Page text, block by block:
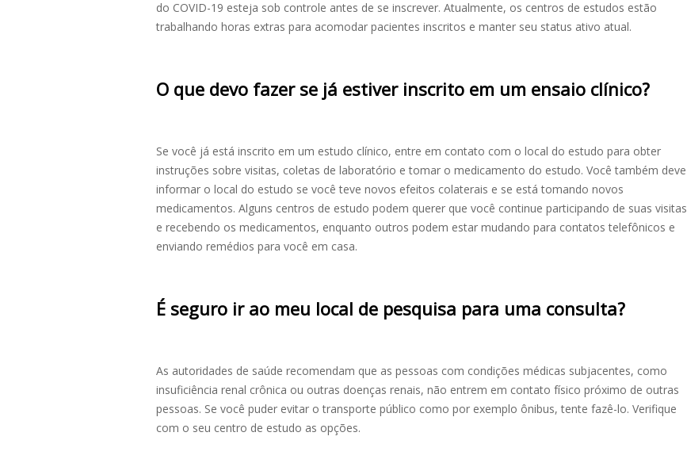
do COVID-19 esteja sob controle antes de se inscrever. Atualmente, os centros de estudos estão
trabalhando horas extras para acomodar pacientes inscritos e manter seu status ativo atual.
O que devo fazer se já estiver inscrito em um ensaio clínico?
Se você já está inscrito em um estudo clínico, entre em contato com o local do estudo para obter
instruções sobre visitas, coletas de laboratório e tomar o medicamento do estudo. Você também deve
informar o local do estudo se você teve novos efeitos colaterais e se está tomando novos
medicamentos. Alguns centros de estudo podem querer que você continue participando de suas visitas
e recebendo os medicamentos, enquanto outros podem estar mudando para contatos telefônicos e
enviando remédios para você em casa.
É seguro ir ao meu local de pesquisa para uma consulta?
As autoridades de saúde recomendam que as pessoas com condições médicas subjacentes, como
insuficiência renal crônica ou outras doenças renais, não entrem em contato físico próximo de outras
pessoas. Se você puder evitar o transporte público como por exemplo ônibus, tente fazê-lo. Verifique
com o seu centro de estudo as opções.